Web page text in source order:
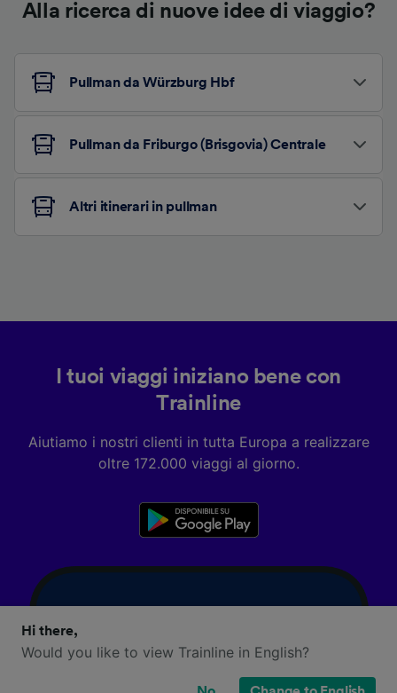
Alla ricerca di nuove idee di viaggio?
Pullman da Würzburg Hbf
Pullman da Friburgo (Brisgovia) Centrale
Altri itinerari in pullman
I tuoi viaggi iniziano bene con
Trainline
Aiutiamo i nostri clienti in tutta Europa a realizzare
oltre 172.000 viaggi al giorno.
Hi there,
Would you like to view Trainline in English?